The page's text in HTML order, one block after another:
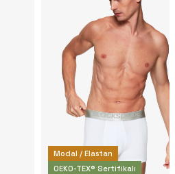
Modal / Elastan
OEKO-TEX® Sertifikalı